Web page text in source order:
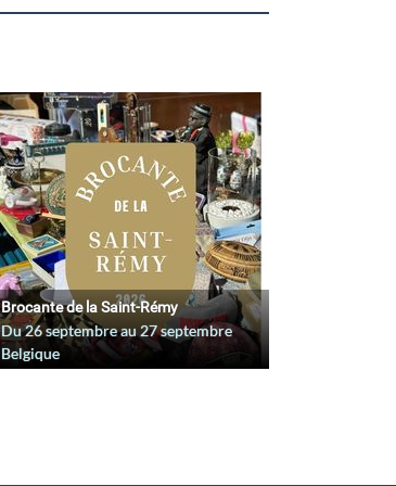
Brocante de la Saint-Rémy
Du26 septembreau27 septembre
Belgique